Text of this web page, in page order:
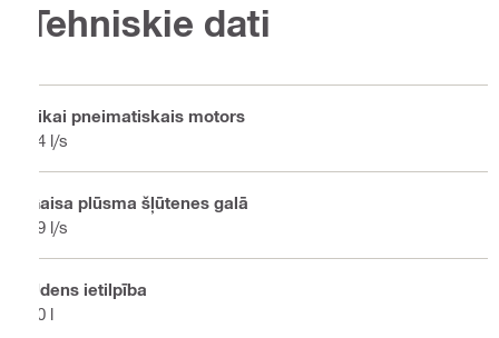
Tehniskie dati
Tikai pneimatiskais motors
74 l/s
Gaisa plūsma šļūtenes galā
39 l/s
Ūdens ietilpība
20 l